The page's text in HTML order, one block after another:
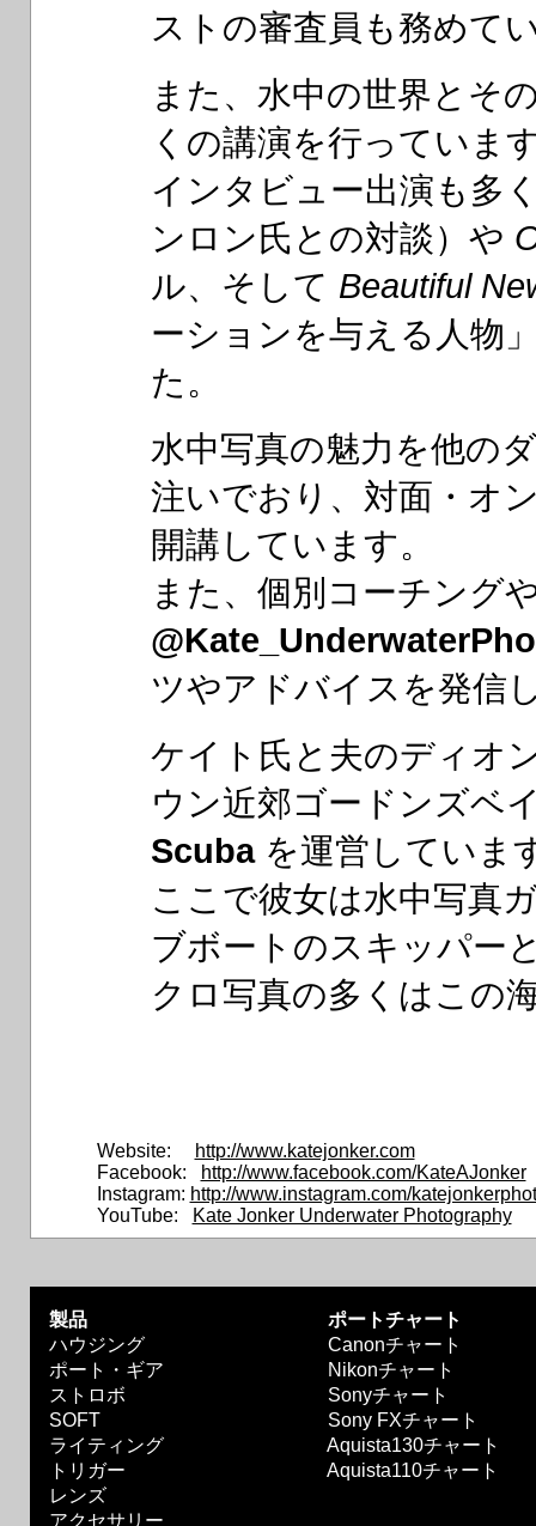
ストの審査員も務めて
また、水中の世界とそ
くの講演を行っていま
インタビュー出演も多
ンロン氏との対談）や
ル、そして Beautiful
ーションを与える人物
た。
水中写真の魅力を他の
注いでおり、対面・オ
開講しています。
また、個別コーチング
ツやアドバイスを発信
ケイト氏と夫のディオ
ウン近郊ゴードンズベ
Scubaを運営していま
ここで彼女は水中写真
ブボートのスキッパー
クロ写真の多くはこの
Website:
http://www.katejonker.com
Facebook:
http://www.facebook.com/KateAJonker
Instagram: http://www.instagram.com/
YouTube:
Kate Jonker Underwater Photography
製品
ポートチャート
ハウジング
Canonチャート
ポート・ギア
Nikonチャート
ストロボ
Sonyチャート
SOFT
Sony FXチャート
ライティング
Aquista130チャート
トリガー
Aquista110チャート
レンズ
アクセサリー